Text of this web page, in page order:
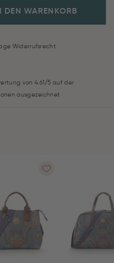
DEN WARENKORB
Widerrufsrecht
von 4.61/5 auf der
ausgezeichnet